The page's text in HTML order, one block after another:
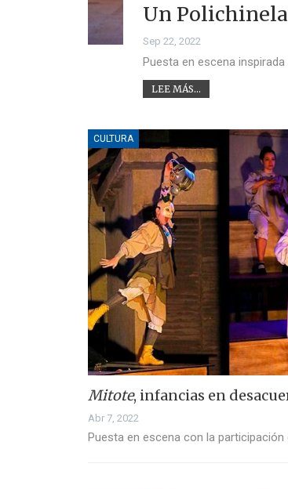
Un
Sep 22, 2022
Puesta en escena
LEE MÁS...
CULTURA
Mitote, infancias en
Abr 7, 2022
Puesta en escena con la